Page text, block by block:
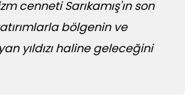
cenneti Sarıkamış'ın son
bölgenin ve
yıldızı haline geleceğini